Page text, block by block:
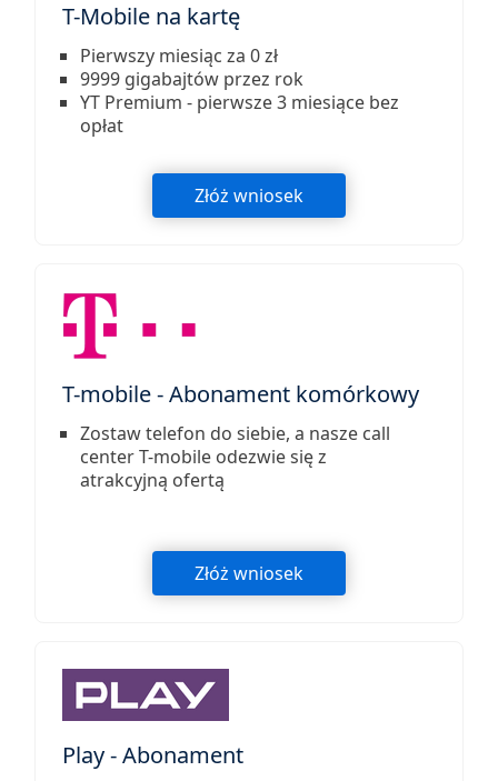
T-Mobile na kartę
Pierwszy miesiąc za 0 zł
9999 gigabajtów przez rok
YT Premium - pierwsze 3 miesiące bez
opłat
Złóż wniosek
T-mobile - Abonament komórkowy
Zostaw telefon do siebie, a nasze call
center T-mobile odezwie się z
atrakcyjną ofertą
Złóż wniosek
Play - Abonament